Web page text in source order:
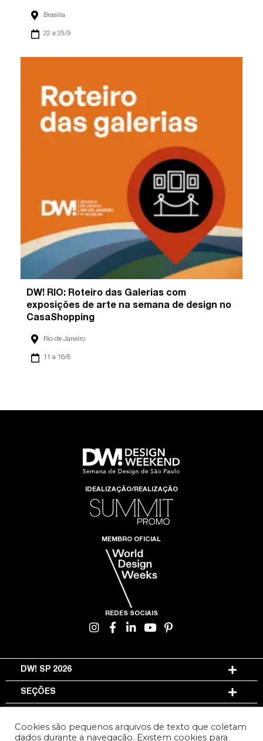
Brasília
22 a 25/9
DW! RIO: Roteiro das Galerias com
exposições de arte na semana de design no
CasaShopping
Rio de Janeiro
11 a 16/8
IDEALIZAÇÃO/REALIZAÇÃO
MEMBRO OFICIAL
REDES SOCIAIS
DW! SP 2026
SEÇÕES
Cookies são pequenos arquivos de texto que coletam
dados durante a navegação. Existem cookies para